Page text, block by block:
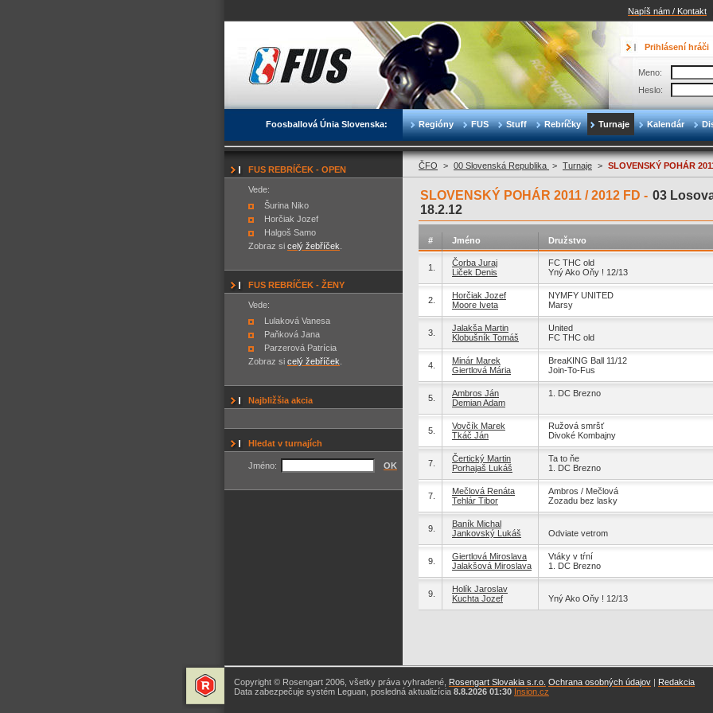
Napíš nám / Kontakt
Foosballová Únia Slovenska: Regióny FUS Stuff Rebríčky Turnaje Kalendár
Prihlásení hráči
Meno:
Heslo:
FUS REBRÍČEK - OPEN
Vede:
Šurina Niko
Horčiak Jozef
Halgoš Samo
Zobraz si celý žebříček
FUS REBRÍČEK - ŽENY
Vede:
Lulaková Vanesa
Paňková Jana
Parzerová Patrícia
Zobraz si celý žebříček
Najbližšia akcia
Hledat v turnajích
Jméno: OK
ČFO > 00 Slovenská Republika > Turnaje > SLOVENSKÝ POHÁR
SLOVENSKÝ POHÁR 2011 / 2012 FD - 03
18.2.12
# Jméno Družstvo
1.
Čorba Juraj
Liček Denis
FC THC old
Yný Ako Oňy ! 12/13
2.
Horčiak Jozef
Moore Iveta
NYMFY UNITED
Marsy
3.
Jalakša Martin
Klobušník Tomáš
United
FC THC old
4.
Minár Marek
Giertlová Mária
BreaKING Ball 11/12
Join-To-Fus
5.
Ambros Ján
Demian Adam
1. DC Brezno
5.
Vovčík Marek
Tkáč Ján
Ružová smršť
Divoké Kombajny
7.
Čertický Martin
Porhajaš Lukáš
Ta to ňe
1. DC Brezno
7.
Mečlová Renáta
Tehlár Tibor
Ambros / Mečlová
Zozadu bez lasky
9.
Baník Michal
Jankovský Lukáš
Odviate vetrom
9.
Giertlová Miroslava
Jalakšová Miroslava
Vtáky v tŕní
1. DC Brezno
9.
Holík Jaroslav
Kuchta Jozef
Yný Ako Oňy ! 12/13
Copyright © Rosengart 2006, všetky práva vyhradené, Rosengart Slovakia s.r.o. Ochrana osobných údajov | Redakcia
Data zabezpečuje systém Leguan, posledná aktualizícia 8.8.2026 01:30 Insion.cz